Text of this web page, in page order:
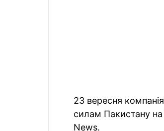
23 вересня
силам Пакистану
News.